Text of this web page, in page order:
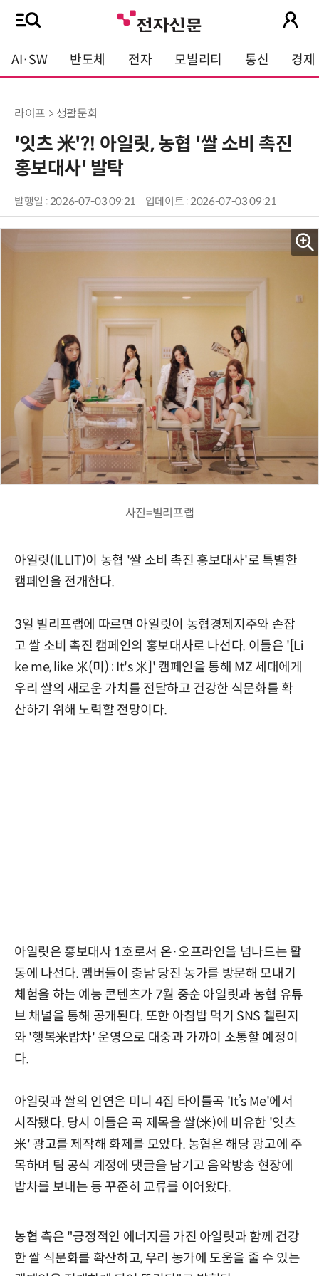
AI·SW 반도체 전자 모빌리티 통신 경제
라이프 > 생활문화
'잇츠 米'?! 아일릿, 농협 '쌀 소비 촉진
홍보대사' 발탁
발행일 : 2026-07-03 09:21 업데이트 : 2026-07-03 09:21
사진=빌리프랩
아일릿(ILLIT)이 농협 '쌀 소비 촉진 홍보대사'로 특별한
캠페인을 전개한다.
3일 빌리프랩에 따르면 아일릿이 농협경제지주와 손잡
고 쌀 소비 촉진 캠페인의 홍보대사로 나선다. 이들은 '[Li
ke me, like 米(미) : It's 米]' 캠페인을 통해 MZ 세대에게
우리 쌀의 새로운 가치를 전달하고 건강한 식문화를 확
산하기 위해 노력할 전망이다.
아일릿은 홍보대사 1호로서 온·오프라인을 넘나드는 활
동에 나선다. 멤버들이 충남 당진 농가를 방문해 모내기
체험을 하는 예능 콘텐츠가 7월 중순 아일릿과 농협 유튜
브 채널을 통해 공개된다. 또한 아침밥 먹기 SNS 챌린지
와 '행복米밥차' 운영으로 대중과 가까이 소통할 예정이
다.
아일릿과 쌀의 인연은 미니 4집 타이틀곡 'It’s Me'에서
시작됐다. 당시 이들은 곡 제목을 쌀(米)에 비유한 '잇츠
米' 광고를 제작해 화제를 모았다. 농협은 해당 광고에 주
목하며 팀 공식 계정에 댓글을 남기고 음악방송 현장에
밥차를 보내는 등 꾸준히 교류를 이어왔다.
농협 측은 "긍정적인 에너지를 가진 아일릿과 함께 건강
한 쌀 식문화를 확산하고, 우리 농가에 도움을 줄 수 있는